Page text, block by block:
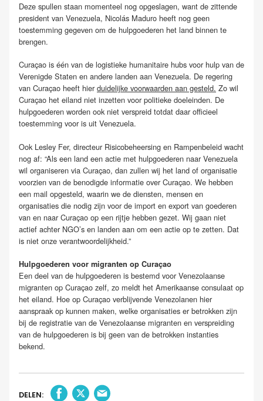
Deze spullen staan momenteel nog opgeslagen, want de zittende
president van Venezuela, Nicolás Maduro heeft nog geen
toestemming gegeven om de hulpgoederen het land binnen te
brengen.
Curaçao is één van de logistieke humanitaire hubs voor hulp van de
Verenigde Staten en andere landen aan Venezuela. De regering
van Curaçao heeft hier duidelijke voorwaarden aan gesteld. Zo wil
Curaçao het eiland niet inzetten voor politieke doeleinden. De
hulpgoederen worden ook niet verspreid totdat daar officieel
toestemming voor is uit Venezuela.
Ook Lesley Fer, directeur Risicobeheersing en Rampenbeleid wacht
nog af: “Als een land een actie met hulpgoederen naar Venezuela
wil organiseren via Curaçao, dan zullen wij het land of organisatie
voorzien van de benodigde informatie over Curaçao. We hebben
een mail opgesteld, waarin we de diensten, mensen en
organisaties die nodig zijn voor de import en export van goederen
van en naar Curaçao op een rijtje hebben gezet. Wij gaan niet
actief achter NGO’s en landen aan om een actie op te zetten. Dat
is niet onze verantwoordelijkheid.”
Hulpgoederen voor migranten op Curaçao
Een deel van de hulpgoederen is bestemd voor Venezolaanse
migranten op Curaçao zelf, zo meldt het Amerikaanse consulaat op
het eiland. Hoe op Curaçao verblijvende Venezolanen hier
aanspraak op kunnen maken, welke organisaties er betrokken zijn
bij de registratie van de Venezolaanse migranten en verspreiding
van de hulpgoederen is bij geen van de betrokken instanties
bekend.
DELEN: